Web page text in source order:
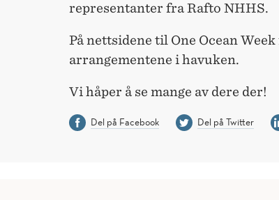
representanter fra Rafto NHHS.
På nettsidene til One Ocean
arrangementene i havuken.
Vi håper å se mange av dere der!
Del på Facebook Del på Twitter